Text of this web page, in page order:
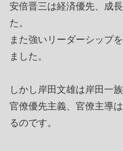
安倍晋三は経済優先、成
た。
また強いリーダーシップ
ました。
しかし岸田文雄は岸田一
官僚優先主義、官僚主導
るのです。